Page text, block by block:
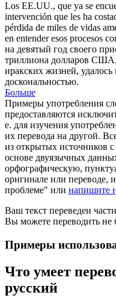
Los EE.UU., que ya se
intervención que les ha
pérdida de miles de vidas
en entender esos procesos
на девятый год своего
триллиона долларов
иракских жизней,
доскональностью.
Больше
Примеры употребления
предоставляются
е. для изучения
их перевода на другой.
из открытых источников
основе двуязычных
орфографическую,
оригинале или переводе,
проблеме" или напишите
Ваш текст переведен
Вы можете переводить не
Примеры
Что умеет
русский